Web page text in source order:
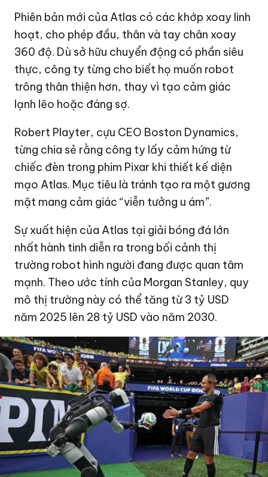
Phiên bản mới của Atlas có các khớp xoay linh
hoạt, cho phép đầu, thân và tay chân xoay
360 độ. Dù sở hữu chuyển động có phần siêu
thực, công ty từng cho biết họ muốn robot
trông thân thiện hơn, thay vì tạo cảm giác
lạnh lẽo hoặc đáng sợ.
Robert Playter, cựu CEO Boston Dynamics,
từng chia sẻ rằng công ty lấy cảm hứng từ
chiếc đèn trong phim Pixar khi thiết kế diện
mạo Atlas. Mục tiêu là tránh tạo ra một gương
mặt mang cảm giác “viễn tưởng u ám”.
Sự xuất hiện của Atlas tại giải bóng đá lớn
nhất hành tinh diễn ra trong bối cảnh thị
trường robot hình người đang được quan tâm
mạnh. Theo ước tính của Morgan Stanley, quy
mô thị trường này có thể tăng từ3 tỷ USD
năm 2025 lên 28 tỷ USD vào năm 2030.